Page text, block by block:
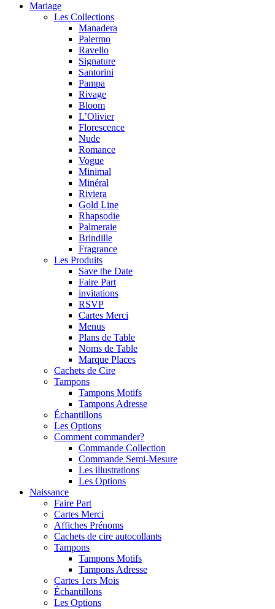
Mariage
Les Collections
Manadera
Palermo
Ravello
Signature
Santorini
Pampa
Rivage
Bloom
L’Olivier
Florescence
Nude
Romance
Vogue
Minimal
Minéral
Riviera
Gold Line
Rhapsodie
Palmeraie
Brindille
Fragrance
Les Produits
Save the Date
Faire Part
invitations
RSVP
Cartes Merci
Menus
Plans de Table
Noms de Table
Marque Places
Cachets de Cire
Tampons
Tampons Motifs
Tampons Adresse
Échantillons
Les Options
Comment commander?
Commande Collection
Commande Semi-Mesure
Les illustrations
Les Options
Naissance
Faire Part
Cartes Merci
Affiches Prénoms
Cachets de cire autocollants
Tampons
Tampons Motifs
Tampons Adresse
Cartes 1ers Mois
Échantillons
Les Options